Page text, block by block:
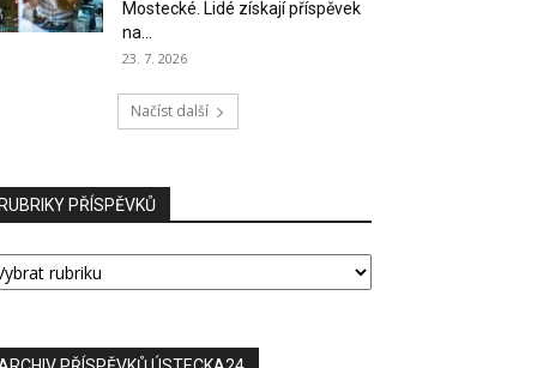
Mostecké. Lidé získají příspěvek
na...
23. 7. 2026
Načíst další
RUBRIKY PŘÍSPĚVKŮ